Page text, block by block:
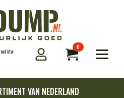
btw
0
VAN NEDERLAND